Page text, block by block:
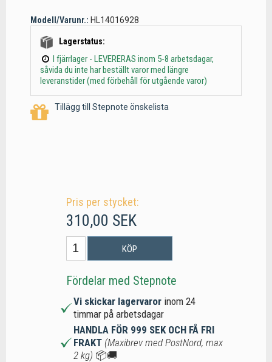
Modell/Varunr.: HL14016928
Lagerstatus:
I fjärrlager - LEVERERAS inom 5-8 arbetsdagar,
såvida du inte har beställt varor med längre
leveranstider (med förbehåll för utgående varor)
Tillägg till Stepnote önskelista
Pris per stycket:
310,00 SEK
KÖP
Fördelar med Stepnote
Vi skickar lagervaror inom 24
timmar på arbetsdagar
HANDLA FÖR 999 SEK OCH FÅ FRI
FRAKT (Maxibrev med PostNord, max
2 kg) 📦🚚